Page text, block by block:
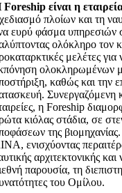
είναι η
πλοίων και τη
ευρύ φάσμα υπηρεσιών
ολόκληρο τον
μελέτες
ολοκληρωμένων
καθώς και την
Συνεργαζόμενη
η Foreship
κιόλας στάδια, σε
της
ενισχύοντας
αρχιτεκτονικής
παρουσία, τη
του Ομίλου.